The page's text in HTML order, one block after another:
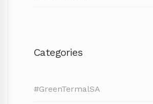
Categories
#GreenTermalSA